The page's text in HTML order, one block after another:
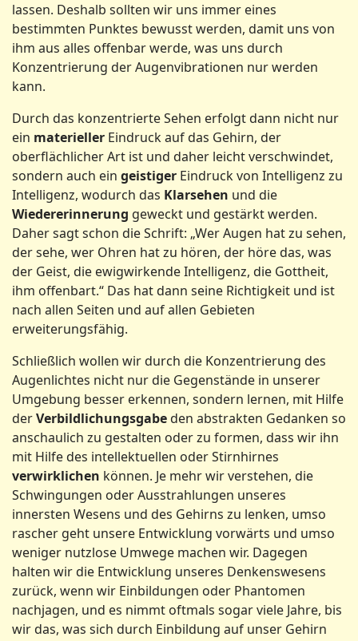
lassen. Deshalb sollten wir uns immer eines
bestimmten Punktes bewusst werden, damit uns von
ihm aus alles offenbar werde, was uns durch
Konzentrierung der Augenvibrationen nur werden
kann.
Durch das konzentrierte Sehen erfolgt dann nicht nur
ein materieller Eindruck auf das Gehirn, der
oberflächlicher Art ist und daher leicht verschwindet,
sondern auch ein geistiger Eindruck von Intelligenz zu
Intelligenz, wodurch das Klarsehen und die
Wiedererinnerung geweckt und gestärkt werden.
Daher sagt schon die Schrift: „Wer Augen hat zu sehen,
der sehe, wer Ohren hat zu hören, der höre das, was
der Geist, die ewigwirkende Intelligenz, die Gottheit,
ihm offenbart.“ Das hat dann seine Richtigkeit und ist
nach allen Seiten und auf allen Gebieten
erweiterungsfähig.
Schließlich wollen wir durch die Konzentrierung des
Augenlichtes nicht nur die Gegenstände in unserer
Umgebung besser erkennen, sondern lernen, mit Hilfe
derVerbildlichungsgabeden abstrakten Gedanken so
anschaulich zu gestalten oder zu formen, dass wir ihn
mit Hilfe des intellektuellen oder Stirnhirnes
verwirklichen können. Je mehr wir verstehen, die
Schwingungen oder Ausstrahlungen unseres
innersten Wesens und des Gehirns zu lenken, umso
rascher geht unsere Entwicklung vorwärts und umso
weniger nutzlose Umwege machen wir. Dagegen
halten wir die Entwicklung unseres Denkenswesens
zurück, wenn wir Einbildungen oder Phantomen
nachjagen, und es nimmt oftmals sogar viele Jahre, bis
wir das, was sich durch Einbildung auf unser Gehirn